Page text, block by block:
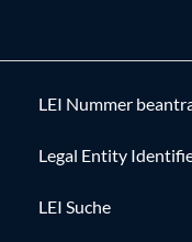
LEI Nummer
Legal Entity
LEI Suche